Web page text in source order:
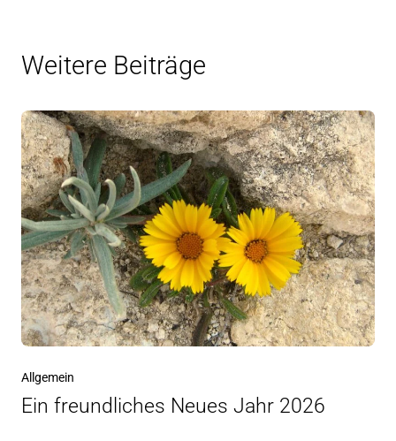
Weitere Beiträge
Allgemein
Ein freundliches Neues Jahr 2026